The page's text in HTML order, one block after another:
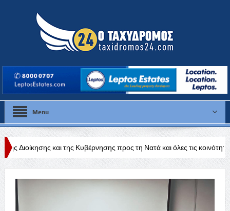
Menu
Κυβέρνησης προς τη Νατά και όλες τις κοινότητες της Πάφου»